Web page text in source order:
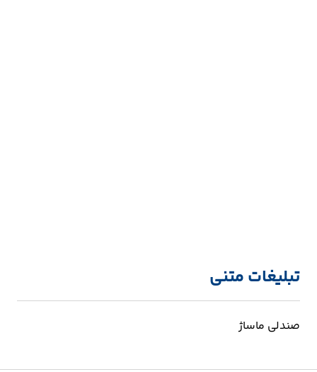
تبلیغات متنی
صندلی ماساژ